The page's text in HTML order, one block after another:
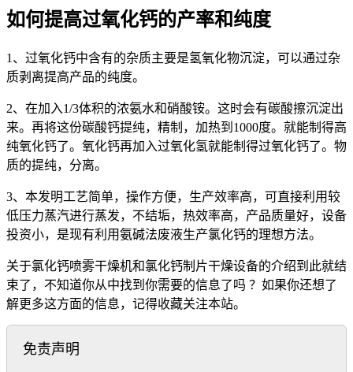
如何提高过氧化钙的产率和纯度
1、过氧化钙中含有的杂质主要是氢氧化物沉淀，可以通过杂
质剥离提高产品的纯度。
2、在加入1/3体积的浓氨水和硝酸铵。这时会有碳酸擦沉淀出
来。再将这份碳酸钙提纯，精制，加热到1000度。就能制得高
纯氧化钙了。氧化钙再加入过氧化氢就能制得过氧化钙了。物
质的提纯，分离。
3、本发明工艺简单，操作方便，生产效率高，可直接利用较
低压力蒸汽进行蒸发，不结垢，热效率高，产品质量好，设备
投资小，是现有利用氨碱法废液生产氯化钙的理想方法。
关于氯化钙喷雾干燥机和氯化钙制片干燥设备的介绍到此就结
束了，不知道你从中找到你需要的信息了吗 ？如果你还想了
解更多这方面的信息，记得收藏关注本站。
免责声明